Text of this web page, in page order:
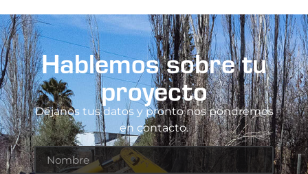
Hablemos sobre tu
proyecto
Déjanos tus datos y pronto nos pondremos
en contacto.